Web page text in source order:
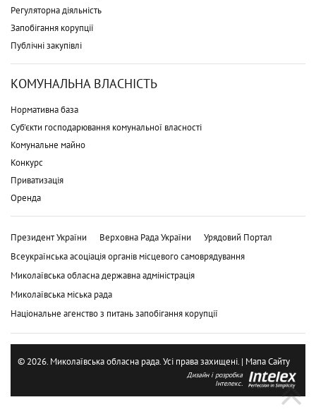
Регуляторна діяльність
Запобігання корупції
Публічні закупівлі
КОМУНАЛЬНА ВЛАСНІСТЬ
Нормативна база
Суб'єкти господарювання комунальної власності
Комунальне майно
Конкурс
Приватизація
Оренда
Президент України Верховна Рада України
Урядовий Портал
Всеукраїнська асоціація органів місцевого самоврядування
Миколаївська обласна державна адміністрація
Миколаївська міська рада
Національне агенство з питань запобігання корупції
© 2026. Миколаївська обласна рада. Усі права захищені. | Мапа Сайту
Дизайн і розробка
Інтелекс.